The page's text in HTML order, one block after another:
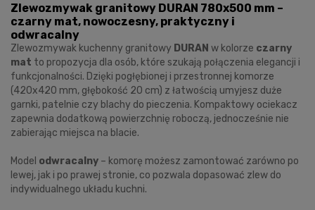
Zlewozmywak granitowy DURAN 780x500 mm –
czarny mat, nowoczesny, praktyczny i
odwracalny
Zlewozmywak kuchenny granitowy DURAN w kolorze czarny
mat to propozycja dla osób, które szukają połączenia elegancji i
funkcjonalności. Dzięki pogłębionej i przestronnej komorze
(420x420 mm, głębokość 20 cm) z łatwością umyjesz duże
garnki, patelnie czy blachy do pieczenia. Kompaktowy ociekacz
zapewnia dodatkową powierzchnię roboczą, jednocześnie nie
zabierając miejsca na blacie.
Model odwracalny – komorę możesz zamontować zarówno po
lewej, jak i po prawej stronie, co pozwala dopasować zlew do
indywidualnego układu kuchni.